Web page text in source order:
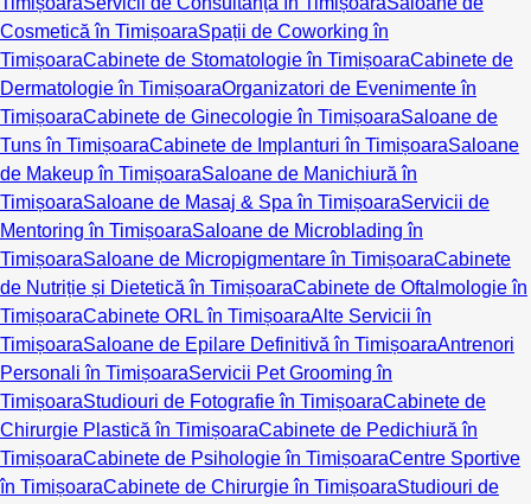
Cosmetică în TimișoaraSpații de Coworking în
TimișoaraCabinete de Stomatologie în TimișoaraCabinete de
Dermatologie în TimișoaraOrganizatori de Evenimente în
TimișoaraCabinete de Ginecologie în TimișoaraSaloane de
Tuns în TimișoaraCabinete de Implanturi în TimișoaraSaloane
de Makeup în TimișoaraSaloane de Manichiură în
TimișoaraSaloane de Masaj & Spa în TimișoaraServicii de
Mentoring în TimișoaraSaloane de Microblading în
TimișoaraSaloane de Micropigmentare în TimișoaraCabinete
de Nutriție și Dietetică în TimișoaraCabinete de Oftalmologie în
TimișoaraCabinete ORL în TimișoaraAlte Servicii în
TimișoaraSaloane de Epilare Definitivă în TimișoaraAntrenori
Personali în TimișoaraServicii Pet Grooming în
TimișoaraStudiouri de Fotografie în TimișoaraCabinete de
Chirurgie Plastică în TimișoaraCabinete de Pedichiură în
TimișoaraCabinete de Psihologie în TimișoaraCentre Sportive
în TimișoaraCabinete de Chirurgie în TimișoaraStudiouri de